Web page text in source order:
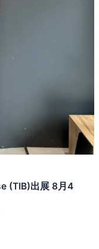
(TIB)出展 8月4